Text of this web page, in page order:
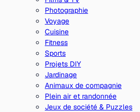
Photographie
Voyage
Cuisine
Fitness
Sports
Projets DIY
Jardinage
Animaux de compagnie
Plein air et randonnée
Jeux de société & Puzzles